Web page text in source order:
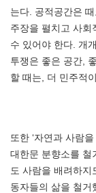
는다. 공적공간은
주장을 펼치고 사회
수 있어야 한다. 개
투쟁은 좋은 공간,
할 때는, 더 민주적
또한 ‘자연과 사람
대한문 분향소를 철
도 사람을 배려하
동자들의 삶을 철거